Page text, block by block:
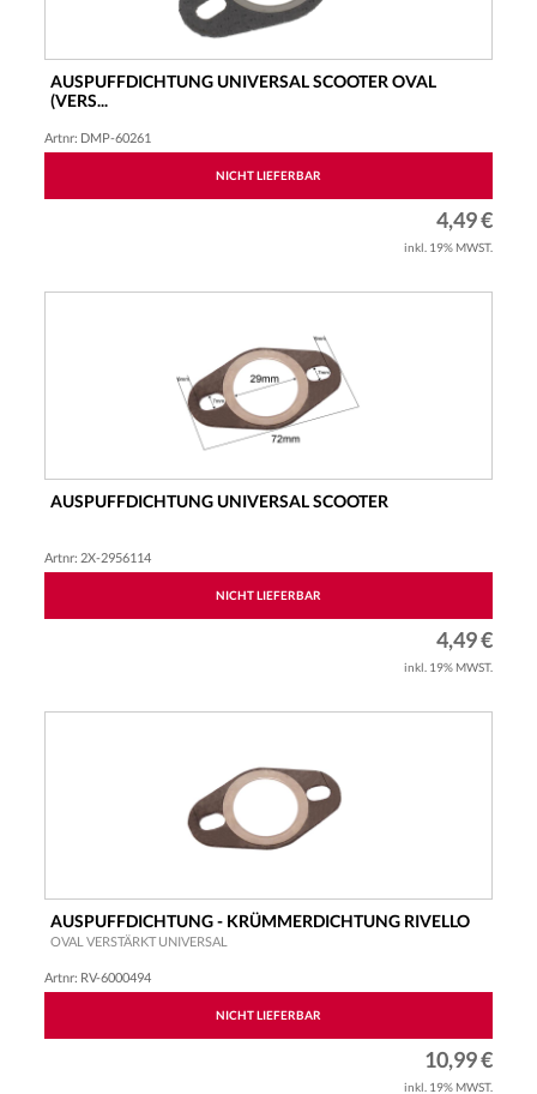
AUSPUFFDICHTUNG UNIVERSAL SCOOTER OVAL
(VERS...
Artnr: DMP-60261
NICHT LIEFERBAR
4,49 €
inkl. 19% MWST.
AUSPUFFDICHTUNG UNIVERSAL SCOOTER
Artnr: 2X-2956114
NICHT LIEFERBAR
4,49 €
inkl. 19% MWST.
AUSPUFFDICHTUNG - KRÜMMERDICHTUNG RIVELLO
OVAL VERSTÄRKT UNIVERSAL
Artnr: RV-6000494
NICHT LIEFERBAR
10,99 €
inkl. 19% MWST.